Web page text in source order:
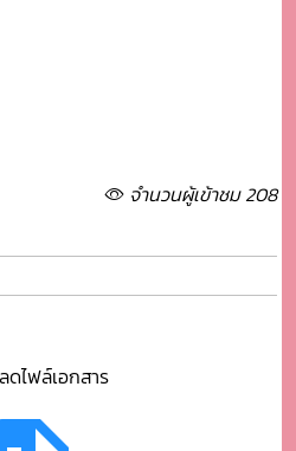
จำนวนผู้เข้าชม 208
ดไฟล์เอกสาร